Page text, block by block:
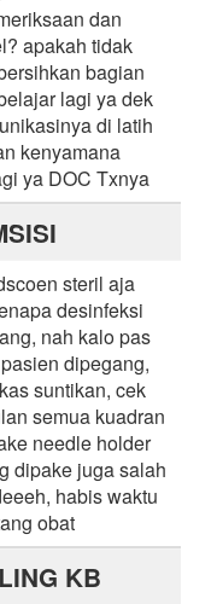
dan
apakah tidak
bagian
lagi ya dek
di latih
kenyamana
ya DOC Txnya
steril aja
desinfeksi
nah kalo pas
dipegang,
suntikan, cek
semua kuadran
needle holder
dipake juga salah
habis waktu
obat
KB